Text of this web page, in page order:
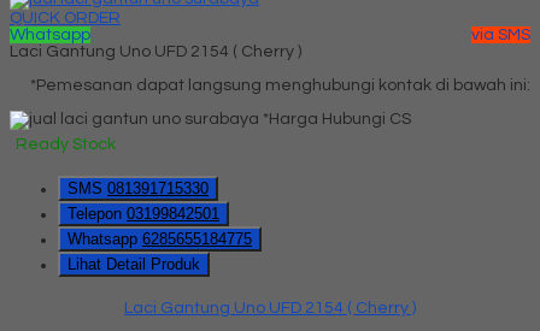
QUICK ORDER
Whatsapp
via SMS
Laci Gantung Uno UFD 2154 ( Cherry )
*Pemesanan dapat langsung menghubungi kontak di bawah ini:
*Harga Hubungi CS
Ready Stock
SMS 081391715330
Telepon 03199842501
Whatsapp 6285655184775
Lihat Detail Produk
Laci Gantung Uno UFD 2154 ( Cherry )